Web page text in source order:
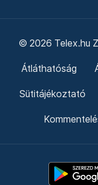
© 2026 Telex.hu
Átláthatóság
Sütitájékoztató